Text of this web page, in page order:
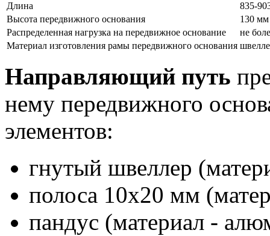
Длина
835-
Высота передвижного основания
130 мм
Распределенная нагрузка на передвижное основание
не
Материал изготовления рамы передвижного основания
Направляющий путь
нему передвижного
элементов:
гнутый швеллер
полоса 10х20 мм
пандус (материал -